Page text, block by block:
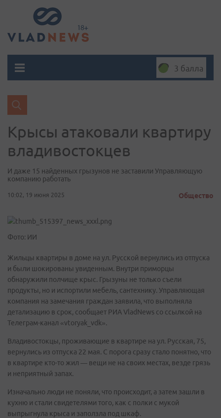
3 балла
Крысы атаковали квартиру
владивостокцев
И даже 15 найденных грызунов не заставили Управляющую
компанию работать
10:02, 19 июня 2025 Общество
Фото: ИИ
Жильцы квартиры в доме на ул. Русской вернулись из отпуска
и были шокированы увиденным. Внутри приморцы
обнаружили полчище крыс. Грызуны не только съели
продукты, но и испортили мебель, сантехнику. Управляющая
компания на замечания граждан заявила, что выполняла
детализацию в срок, сообщает РИА VladNews со ссылкой на
Телеграм-канал «vtoryak_vdk».
Владивостокцы, проживающие в квартире на ул. Русская, 75,
вернулись из отпуска 22 мая. С порога сразу стало понятно, что
в квартире кто-то жил — вещи не на своих местах, везде грязь
и неприятный запах.
Изначально люди не поняли, что происходит, а затем зашли в
кухню и стали свидетелями того, как с полки с мукой
выпрыгнула крыса и заползла под шкаф.